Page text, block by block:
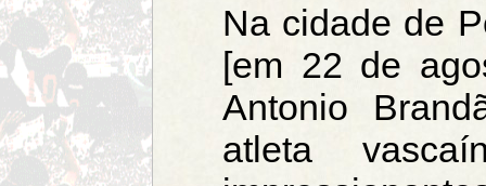
Na cidade de
[em 22 de
Antonio
atleta